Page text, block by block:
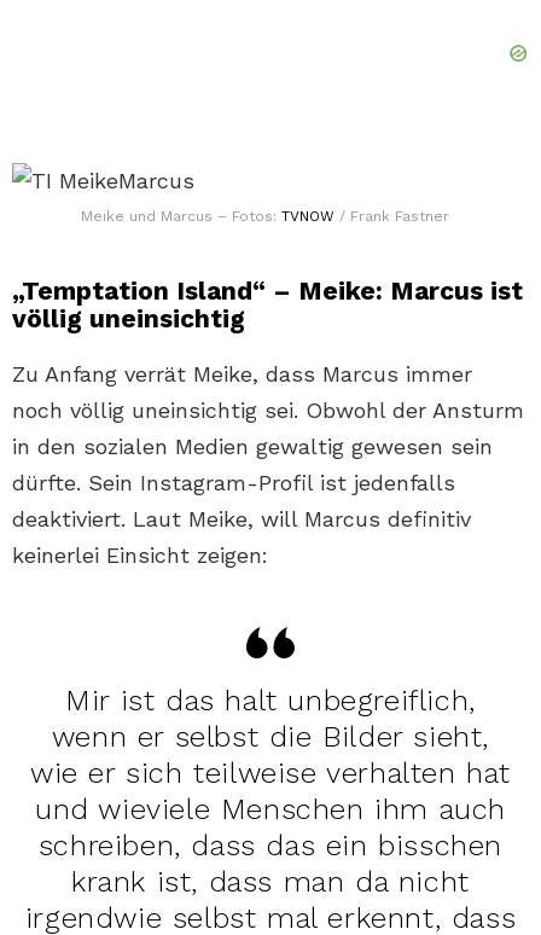
Meike und Marcus – Fotos: TVNOW / Frank Fastner
„Temptation Island“ – Meike: Marcus ist
völlig uneinsichtig
Zu Anfang verrät Meike, dass Marcus immer
noch völlig uneinsichtig sei. Obwohl der Ansturm
in den sozialen Medien gewaltig gewesen sein
dürfte. Sein Instagram-Profil ist jedenfalls
deaktiviert. Laut Meike, will Marcus definitiv
keinerlei Einsicht zeigen:
Mir ist das halt unbegreiflich,
wenn er selbst die Bilder sieht,
wie er sich teilweise verhalten hat
und wieviele Menschen ihm auch
schreiben, dass das ein bisschen
krank ist, dass man da nicht
irgendwie selbst mal erkennt, dass